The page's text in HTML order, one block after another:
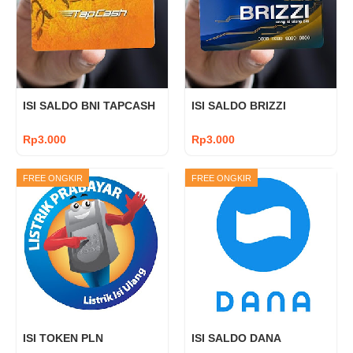
ISI SALDO BNI TAPCASH
Rp3.000
50rb Nominal: 100rb Isi Saldo Isi
Saldo: BNI Tapcash Catatan
Ketikkan nomor BNI Tapcash yang
a…
ISI SALDO BRIZZI
Rp3.000
50rb Nominal: 100rb Isi Saldo Isi
Saldo: BRIZZI Catatan Ketikkan
nomor BRIZZI yang akan diisi …
ISI TOKEN PLN
FREE ONGKIR
ISI SALDO DANA
FREE ONGKIR